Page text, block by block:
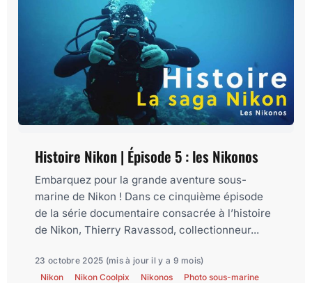
Histoire Nikon | Épisode 5 : les Nikonos
Embarquez pour la grande aventure sous-
marine de Nikon ! Dans ce cinquième épisode
de la série documentaire consacrée à l’histoire
de Nikon, Thierry Ravassod, collectionneur...
23 octobre 2025 (mis à jour il y a 9 mois)
Nikon
Nikon Coolpix Nikonos Photo sous-marine